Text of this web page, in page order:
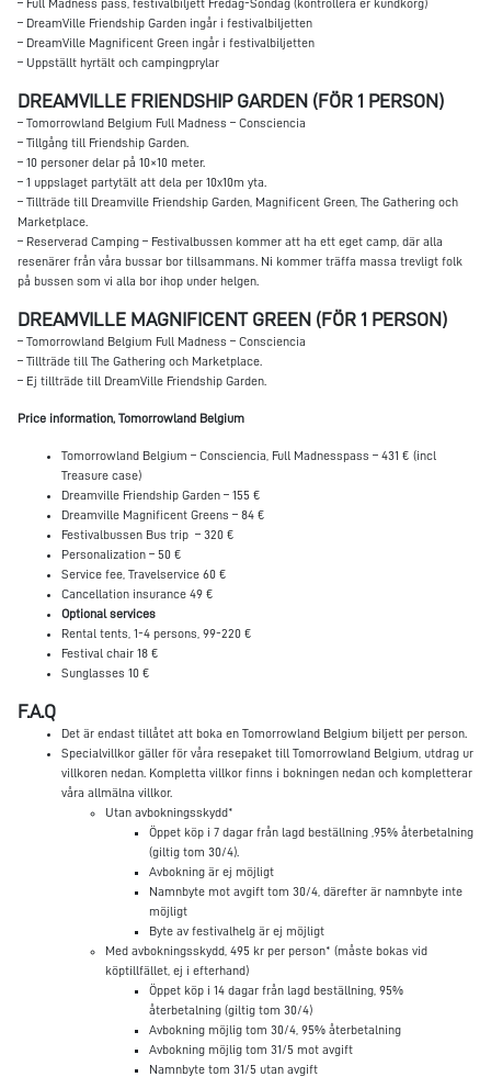
– Full Madness pass, festivalbiljett Fredag-Söndag (kontrollera er kundkorg)
– DreamVille Friendship Garden ingår i festivalbiljetten
– DreamVille Magnificent Green ingår i festivalbiljetten
– Uppställt hyrtält och campingprylar
DREAMVILLE FRIENDSHIP GARDEN (FÖR 1 PERSON)
– Tomorrowland Belgium Full Madness – Consciencia
– Tillgång till Friendship Garden.
– 10 personer delar på 10×10 meter.
– 1 uppslaget partytält att dela per 10x10m yta.
– Tillträde till Dreamville Friendship Garden, Magnificent Green, The Gathering och
Marketplace.
– Reserverad Camping – Festivalbussen kommer att ha ett eget camp, där alla
resenärer från våra bussar bor tillsammans. Ni kommer träffa massa trevligt folk
på bussen som vi alla bor ihop under helgen.
DREAMVILLE MAGNIFICENT GREEN (FÖR 1 PERSON)
– Tomorrowland Belgium Full Madness – Consciencia
– Tillträde till The Gathering och Marketplace.
– Ej tillträde till DreamVille Friendship Garden.
Price information, Tomorrowland Belgium
Tomorrowland Belgium – Consciencia, Full Madnesspass – 431 € (incl
Treasure case)
Dreamville Friendship Garden – 155 €
Dreamville Magnificent Greens – 84 €
Festivalbussen Bus trip – 320 €
Personalization – 50 €
Service fee, Travelservice 60 €
Cancellation insurance 49 €
Optional services
Rental tents, 1-4 persons, 99-220 €
Festival chair 18 €
Sunglasses 10 €
F.A.Q
Det är endast tillåtet att boka en Tomorrowland Belgium biljett per person.
Specialvillkor gäller för våra resepaket till Tomorrowland Belgium, utdrag ur
villkoren nedan. Kompletta villkor finns i bokningen nedan och kompletterar
våra allmälna villkor.
Utan avbokningsskydd*
Öppet köp i 7 dagar från lagd beställning ,95% återbetalning
(giltig tom 30/4).
Avbokning är ej möjligt
Namnbyte mot avgift tom 30/4, därefter är namnbyte inte
möjligt
Byte av festivalhelg är ej möjligt
Med avbokningsskydd, 495 kr per person* (måste bokas vid
köptillfället, ej i efterhand)
Öppet köp i 14 dagar från lagd beställning, 95%
återbetalning (giltig tom 30/4)
Avbokning möjlig tom 30/4, 95% återbetalning
Avbokning möjlig tom 31/5 mot avgift
Namnbyte tom 31/5 utan avgift